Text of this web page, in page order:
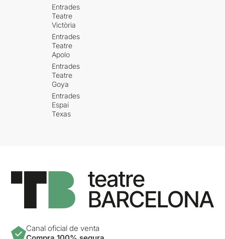
Entrades
Teatre
Victòria
Entrades
Teatre
Apolo
Entrades
Teatre
Goya
Entrades
Espai
Texas
Canal oficial de venta